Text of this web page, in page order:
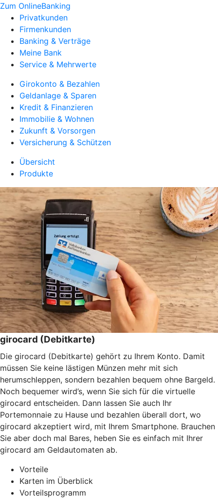
Zum OnlineBanking
Privatkunden
Firmenkunden
Banking & Verträge
Meine Bank
Service & Mehrwerte
Girokonto & Bezahlen
Geldanlage & Sparen
Kredit & Finanzieren
Immobilie & Wohnen
Zukunft & Vorsorgen
Versicherung & Schützen
Übersicht
Produkte
girocard (Debitkarte)
Die girocard (Debitkarte) gehört zu Ihrem Konto. Damit
müssen Sie keine lästigen Münzen mehr mit sich
herumschleppen, sondern bezahlen bequem ohne Bargeld.
Noch bequemer wird’s, wenn Sie sich für die virtuelle
girocard entscheiden. Dann lassen Sie auch Ihr
Portemonnaie zu Hause und bezahlen überall dort, wo
girocard akzeptiert wird, mit Ihrem Smartphone. Brauchen
Sie aber doch mal Bares, heben Sie es einfach mit Ihrer
girocard am Geldautomaten ab.
Vorteile
Karten im Überblick
Vorteilsprogramm